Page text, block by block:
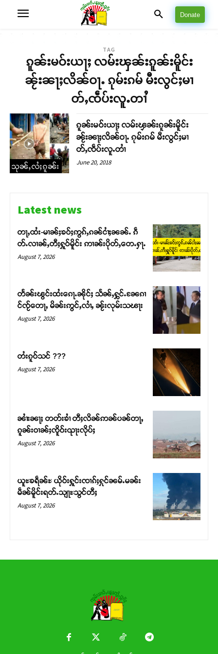
တႃႇႁႂ်ႈသဵင်ၵၢင်ၸႂ်ၵူၼ်းမိူင်း ၵူႈတီႈၵူႈလႅၼ်ပေႃးတေၸွ
ဝ်ႇၽူႈတွႆႇႁွၵ်ႈ လႆႈယူႇၶႃႈဢေႃႈ။
Donate
TAG
ၵူၼ်းမဝ်းယႃႈ လမ်းၾၼ်းၵူၼ်းမိူင်း
ၼႂ်းၼႃႈလိၼ်ဝႃႉ ၵုမ်းၵမ် မီးလွင်ႈမၢ
တ်ႇၸဵပ်းလူႉတၢႆ
သုၼ်ႇလႆႈၵူၼ်း
ၵူၼ်းမဝ်းယႃႈ လမ်းၾၼ်းၵူၼ်းမိူင်း
ၼႂ်းၼႃႈလိၼ်ဝႃႉ ၵုမ်းၵမ် မီးလွင်ႈမၢ
တ်ႇၸဵပ်းလူႉတၢႆ
June 20, 2018
Latest news
တႃႇထႆး-မၢၼ်ႈၶဝ်ႈဢွၵ်ႇၵၼ်ငၢႆႈၼၼ်ႉ ၵဵ
တ်ႉလၢၼ်ႇတီႈႁူဝ်မိူင်း ဢၢၼ်းပိုတ်ႇတေႉႁႃႉ
August 7, 2026
တႅၼ်းၽွင်းထႆးၵေႃႉၼိုင်ႈ သႅၼ်ႇႁွင်ႉၼႄၵၢ
င်ၸႂ်တေႃႇ မိၼ်းဢွင်ႇလၢႆႇ ၼႂ်းလုမ်းသၽႃး
August 7, 2026
တႆးၵူဝ်သင် ???
August 7, 2026
ၼၢႆးၼႃႈ တတ်းၶၢႆ တီႈလိၼ်ဢၼ်ပၼ်တႃႇ
ၵူၼ်းဝၢၼ်ႈၸိူဝ်းၺႃးလိုပ်ႈ
August 7, 2026
ယူႊၶရဵၼ်ႊ ယိုဝ်းႁူင်းၸၢၵ်ႈႁုင်ၼမ်ႉမၼ်း
မဵၼ်မိူင်းရတ်ႉသျႃႊသွင်တီႈ
August 7, 2026